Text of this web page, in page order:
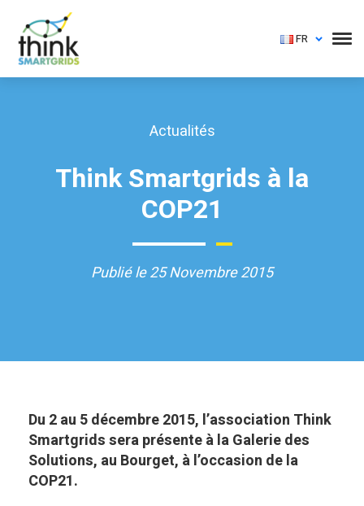
FR
Actualités
Think Smartgrids à la
COP21
Publié le 25 Novembre 2015
Du 2 au 5 décembre 2015, l’association Think
Smartgrids sera présente à la Galerie des
Solutions, au Bourget, à l’occasion de la
COP21.